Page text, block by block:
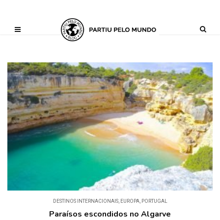
('AI_CONTENT_MARKER_NO_GET_SIDEBAR', true);
DESTINOS INTERNACIONAIS, EUROPA, PORTUGAL
Paraísos escondidos no Algarve